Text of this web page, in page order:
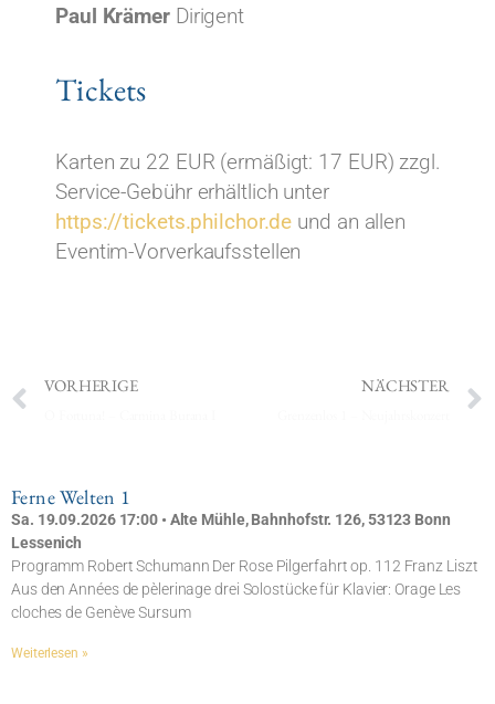
Paul KrämerDirigent
Tickets
Karten zu 22 EUR (ermäßigt: 17 EUR) zzgl.
Service-Gebühr erhältlich unter
https://tickets.philchor.de und an allen
Eventim-Vorverkaufsstellen
VORHERIGE NÄCHSTER
Ferne Welten 1
Sa. 19.09.2026 17:00 • Alte Mühle, Bahnhofstr. 126, 53123 Bonn
Lessenich
Programm Robert Schumann Der Rose Pilgerfahrt op. 112 Franz Liszt
Aus den Années de pèlerinage drei Solostücke für Klavier: Orage Les
cloches de Genève Sursum
Weiterlesen »